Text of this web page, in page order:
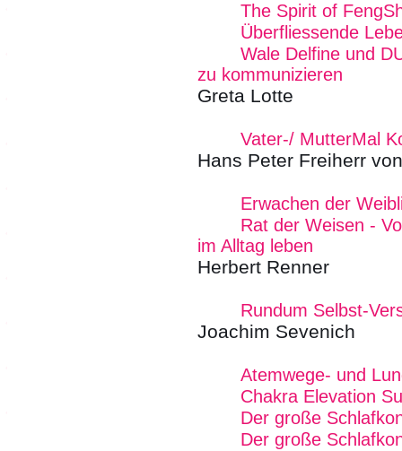
The Spirit of
Überfliessende
Wale Delfine und
zu kommunizieren
Greta Lotte
Vater-/ MutterMal
Hans Peter Freiherr
Erwachen der
Rat der Weisen -
im Alltag leben
Herbert Renner
Rundum Selbst-
Joachim Sevenich
Atemwege- und
Chakra Elevation
Der große
Der große